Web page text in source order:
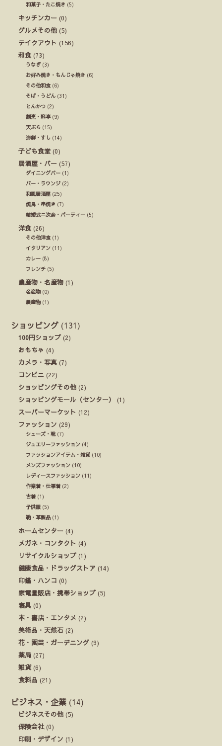
和菓子・たこ焼き (5)
キッチンカー (0)
グルメその他 (5)
テイクアウト (156)
和食 (73)
うなぎ(3)
お好み焼き・もんじゃ焼き (6)
その他和食(6)
そば・うどん (31)
とんかつ (2)
割烹・料亭(9)
天ぷら (15)
海鮮・すし (14)
子ども食堂 (0)
居酒屋・バー (57)
ダイニングバー (1)
バー・ラウンジ (2)
和風居酒屋 (25)
焼鳥・串焼き (7)
結婚式ニ次会・パーティー (5)
洋食 (26)
その他洋食(1)
イタリアン (11)
カレー (8)
フレンチ (5)
農産物・名産物 (1)
名産物(0)
農産物(1)
ショッピング (131)
100円ショップ (2)
おもちゃ (4)
カメラ・写真 (7)
コンビニ (22)
ショッピングその他 (2)
ショッピングモール（センター）
(1)
スーパーマーケット (12)
ファッション (29)
シューズ・靴(7)
ジュエリーファッション (4)
ファッションアイテム・雑貨 (10)
メンズファッション (10)
レディースファッション (11)
作業着・仕事着 (2)
古着 (1)
子供服 (5)
鞄・革製品 (1)
ホームセンター (4)
メガネ・コンタクト (4)
リサイクルショップ (1)
健康食品・ドラッグストア (14)
印鑑・ハンコ (0)
家電量販店・携帯ショップ (5)
寝具 (0)
本・書店・エンタメ (2)
美術品・天然石 (2)
花・園芸・ガーデニング (9)
薬局 (27)
雑貨(6)
食料品 (21)
ビジネス・企業 (14)
ビジネスその他 (5)
保険会社(0)
印刷・デザイン (1)